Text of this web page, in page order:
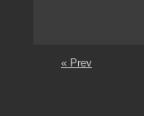
« Prev